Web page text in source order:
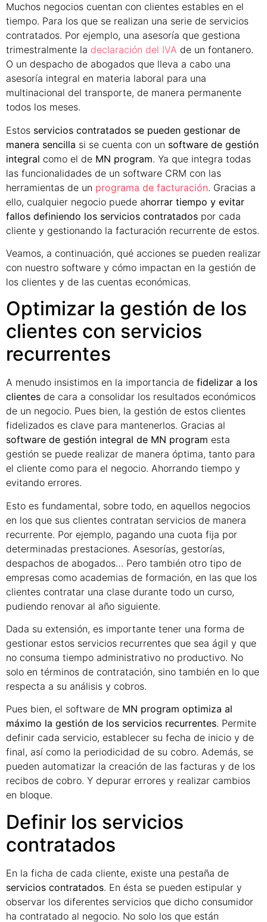
Muchos negocios cuentan con clientes estables en el
tiempo. Para los que se realizan una serie de servicios
contratados. Por ejemplo, una asesoría que gestiona
trimestralmente la declaración del IVA de un fontanero.
O un despacho de abogados que lleva a cabo una
asesoría integral en materia laboral para una
multinacional del transporte, de manera permanente
todos los meses.
Estos servicios contratados se pueden gestionar de
manera sencilla si se cuenta con un software de gestión
integral como el de MN program. Ya que integra todas
las funcionalidades de un software CRM con las
herramientas de un programa de facturación. Gracias a
ello, cualquier negocio puede ahorrar tiempo y evitar
fallos definiendo los servicios contratados por cada
cliente y gestionando la facturación recurrente de estos.
Veamos, a continuación, qué acciones se pueden realizar
con nuestro software y cómo impactan en la gestión de
los clientes y de las cuentas económicas.
Optimizar la gestión de los
clientes con servicios
recurrentes
A menudo insistimos en la importancia de fidelizar a los
clientes de cara a consolidar los resultados económicos
de un negocio. Pues bien, la gestión de estos clientes
fidelizados es clave para mantenerlos. Gracias al
software de gestión integral de MN program esta
gestión se puede realizar de manera óptima, tanto para
el cliente como para el negocio. Ahorrando tiempo y
evitando errores.
Esto es fundamental, sobre todo, en aquellos negocios
en los que sus clientes contratan servicios de manera
recurrente. Por ejemplo, pagando una cuota fija por
determinadas prestaciones. Asesorías, gestorías,
despachos de abogados… Pero también otro tipo de
empresas como academias de formación, en las que los
clientes contratar una clase durante todo un curso,
pudiendo renovar al año siguiente.
Dada su extensión, es importante tener una forma de
gestionar estos servicios recurrentes que sea ágil y que
no consuma tiempo administrativo no productivo. No
solo en términos de contratación, sino también en lo que
respecta a su análisis y cobros.
Pues bien, el software de MN program optimiza al
máximo la gestión de los servicios recurrentes. Permite
definir cada servicio, establecer su fecha de inicio y de
final, así como la periodicidad de su cobro. Además, se
pueden automatizar la creación de las facturas y de los
recibos de cobro. Y depurar errores y realizar cambios
en bloque.
Definir los servicios
contratados
En la ficha de cada cliente, existe una pestaña de
servicios contratados. En ésta se pueden estipular y
observar los diferentes servicios que dicho consumidor
ha contratado al negocio. No solo los que están